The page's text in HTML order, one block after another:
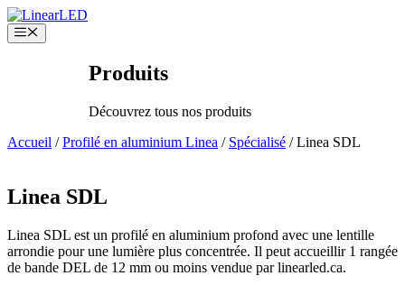
Aller
au
contenu
Menu
Produits
Découvrez tous nos produits
Accueil /Profilé en aluminium Linea / Spécialisé / Linea SDL
Linea SDL
Linea SDL est un profilé en aluminium profond avec une lentille
arrondie pour une lumière plus concentrée. Il peut accueillir 1 rangée
de bande DEL de 12 mm ou moins vendue par linearled.ca.